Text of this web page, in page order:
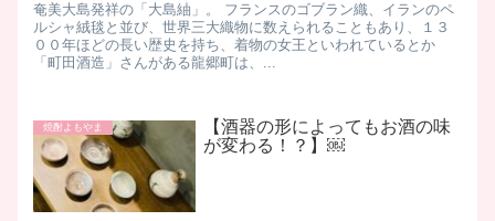
奄美大島発祥の「大島紬」。 フランスのゴブラン織、イランのペ
ルシャ絨毯と並び、世界三大織物に数えられることもあり、１３
００年ほどの長い歴史を持ち、着物の女王といわれているとか ​
「町田酒造」さんがある龍郷町は、...
焼酎よもやま
【酒器の形によってもお酒の味
が変わる！？】￼